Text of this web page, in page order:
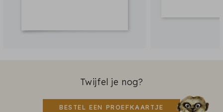
Twijfel je nog?
BESTEL EEN PROEFKAARTJE